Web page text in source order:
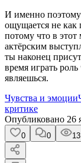
И именно поэтому
ощущается не как
потому что в
актёрским
ты наконец
время играть
являешься.
Чувства и эмоции
критике
Опубликовано 26
0 0 13